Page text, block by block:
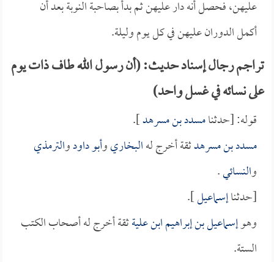
عليهن، فحصل أنه دار عليهن ثم بدأ بصاحبة النوبة بعد أن
أكمل الدوران عليهن في كل يوم وليلة.
تراجم رجال إسناد حديث: (أن رسول الله طاف ذات يوم
على نسائه في غسل واحد)
قوله: [حدثنامسدد بن مسرهد].
مسدد بن مسرهدثقة أخرج لهالبخاريوأبو داودوالترمذي
والنسائي.
[حدثناإسماعيل].
وهوإسماعيل بن إبراهيم ابن عليةثقة أخرج له أصحاب الكتب
الستة.